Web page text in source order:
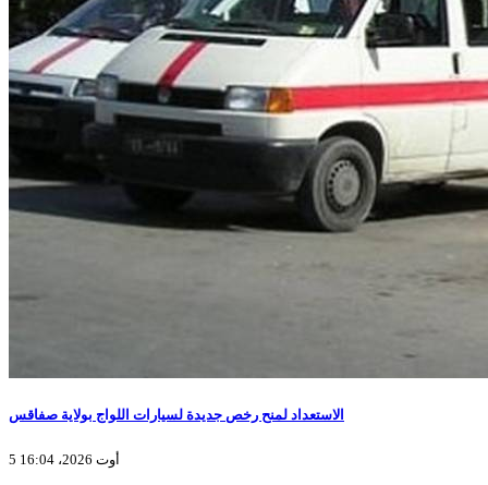
الاستعداد لمنح رخص جديدة لسيارات اللواج بولاية صفاقس
5 أوت 2026، 16:04